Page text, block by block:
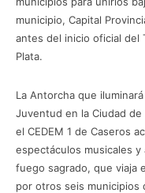
municipio, Capital
antes del inicio oficial del
Plata.
La Antorcha que
Juventud en la Ciudad
el CEDEM 1 de Caseros
espectáculos musicales y
fuego sagrado, que viaja
por otros seis municipios